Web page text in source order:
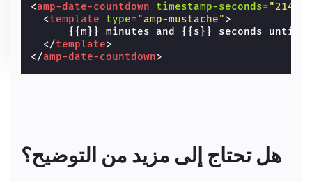
<amp-date-countdown timestamp-seconds=
<template type="amp-mustache">
      {{m}} minutes and {{s}} seconds until
</template>
</amp-date-countdown>
هل تحتاج إلى مزيد من التوضيح؟